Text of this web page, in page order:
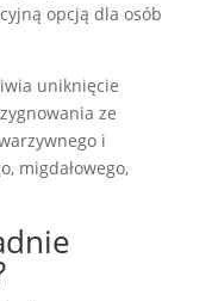
opcją dla osób
uniknięcie
ze
i
migdałowego,